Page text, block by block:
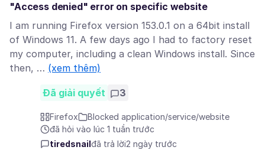
"Access denied" error on specific website
I am running Firefox version 153.0.1 on a 64bit install
of Windows 11. A few days ago I had to factory reset
my computer, including a clean Windows install. Since
then, … (xem thêm)
Đã giải quyết 3
Firefox
Blocked application/service/website
đã hỏi vào lúc 1 tuần trước
tiredsnail đã trả lời2 ngày trước